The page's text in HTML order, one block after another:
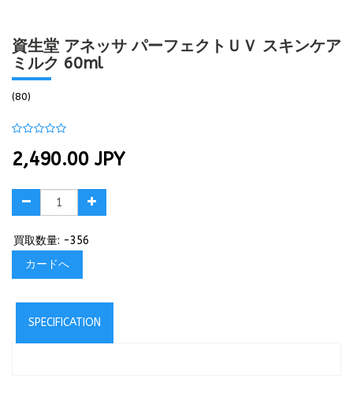
資生堂 アネッサ パーフェクトＵＶ スキンケア
ミルク 60ml
(80)
2,490.00 JPY
買取数量: -356
カードへ
SPECIFICATION